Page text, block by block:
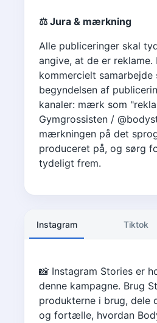
⚖️ Jura & mærkning
Alle publiceringer skal
angive, at de er
kommercielt samarbejde
begyndelsen af
kanaler: mærk som
Gymgrossisten /
mærkningen på det
produceret på, og sørg
tydeligt frem.
Instagram Tiktok
📸 Instagram Stories er
denne kampagne. Brug
produkterne i brug, dele
og fortælle, hvordan